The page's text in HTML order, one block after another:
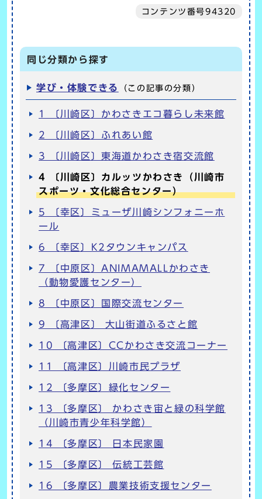
コンテンツ番号94320
同じ分類から探す
学び・体験できる （この記事の分類）
1 〔川崎区〕かわさきエコ暮らし未来館
2 〔川崎区〕ふれあい館
3 〔川崎区〕東海道かわさき宿交流館
4 〔川崎区〕カルッツかわさき（川崎市
スポーツ・文化総合センター）
5 〔幸区〕ミューザ川崎シンフォニーホ
ール
6 〔幸区〕K2タウンキャンパス
7 〔中原区〕ANIMAMALLかわさき
（動物愛護センター）
8 〔中原区〕国際交流センター
9 〔高津区〕 大山街道ふるさと館
10 〔高津区〕CCかわさき交流コーナー
11 〔高津区〕川崎市民プラザ
12 〔多摩区〕緑化センター
13 〔多摩区〕 かわさき宙と緑の科学館
（川崎市青少年科学館）
14 〔多摩区〕 日本民家園
15 〔多摩区〕 伝統工芸館
16 〔多摩区〕農業技術支援センター